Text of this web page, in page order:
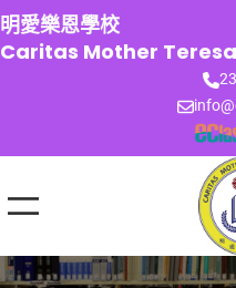
跳
至
主
明愛樂恩學校
Caritas Mother